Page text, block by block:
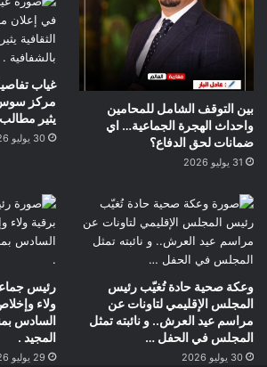
بين التوقف الشامل للمحامين
واحداث الهجرة الجماعية… اي
ضمانات لحق الدفاع؟
31 يوليو 2026
غياب
مركز سوس
يثير
30 يوليو 2026
وعكة صحية حادة تُغيّب رئيس
المجلس الإقليمي لتاونات عن
مراسم عيد العرش.. و نائبته تمثل
المجلس في الحفل …
30 يوليو 2026
رئيس
ولاء
السادس
المجيد .
29 يوليو 2026